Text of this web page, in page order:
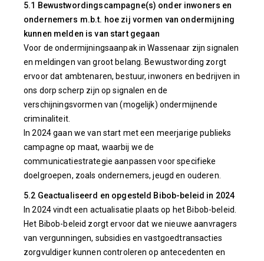
5.1 Bewustwordingscampagne(s) onder inwoners en
ondernemers m.b.t. hoe zij vormen van ondermijning
kunnen melden is van start gegaan
Voor de ondermijningsaanpak in Wassenaar zijn signalen
en meldingen van groot belang. Bewustwording zorgt
ervoor dat ambtenaren, bestuur, inwoners en bedrijven in
ons dorp scherp zijn op signalen en de
verschijningsvormen van (mogelijk) ondermijnende
criminaliteit.
In 2024 gaan we van start met een meerjarige publieks
campagne op maat, waarbij we de
communicatiestrategie aanpassen voor specifieke
doelgroepen, zoals ondernemers, jeugd en ouderen.
5.2 Geactualiseerd en opgesteld Bibob-beleid in 2024
In 2024 vindt een actualisatie plaats op het Bibob-beleid.
Het Bibob-beleid zorgt ervoor dat we nieuwe aanvragers
van vergunningen, subsidies en vastgoedtransacties
zorgvuldiger kunnen controleren op antecedenten en